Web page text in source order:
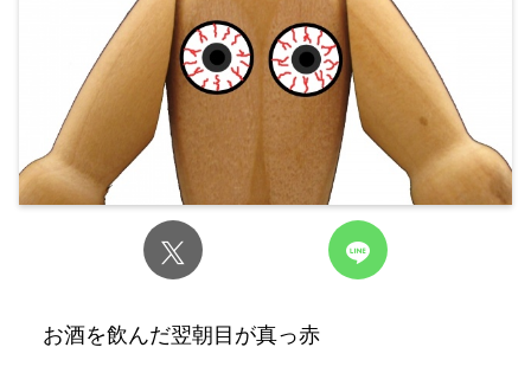
お酒を飲んだ翌朝目が真っ赤